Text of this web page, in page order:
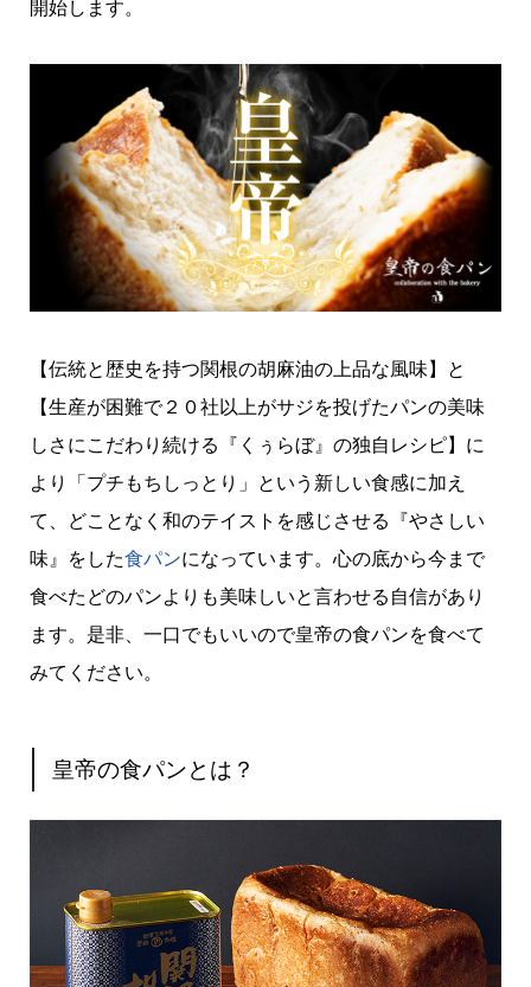
開始します。
【伝統と歴史を持つ関根の胡麻油の上品な風味】と
【生産が困難で２０社以上がサジを投げたパンの美味
しさにこだわり続ける『くぅらぼ』の独自レシピ】に
より「プチもちしっとり」という新しい食感に加え
て、どことなく和のテイストを感じさせる『やさしい
味』をした食パンになっています。心の底から今まで
食べたどのパンよりも美味しいと言わせる自信があり
ます。是非、一口でもいいので皇帝の食パンを食べて
みてください。
皇帝の食パンとは？